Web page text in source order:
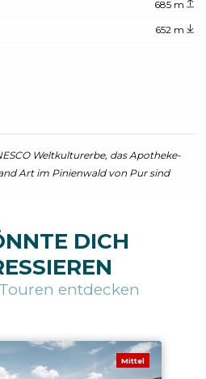
685 m
652 m
Weltkulturerbe, das Apotheke-
Art im Pinienwald von Pur sind
DICH
entdecken
Mittel